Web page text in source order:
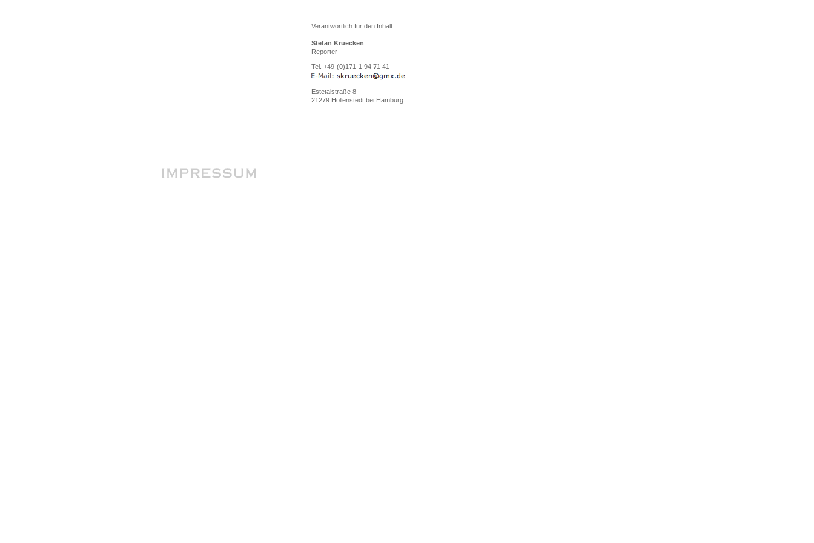
Verantwortlich für den Inhalt:
Stefan Kruecken
Reporter
Tel. +49-(0)171-1 94 71 41
Estetalstraße 8
21279 Hollenstedt bei Hamburg